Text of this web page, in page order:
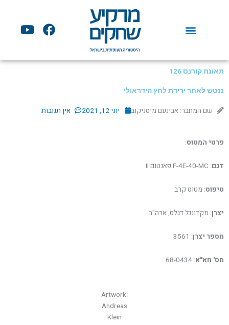
F
a
e
k
Y
o
t תאונת קורנס 126
ננטש לאחר ירידת לחץ הידראולי
שם המחבר: אבינעם מיסניקוב יוני 12, 2021 אין תגובות
פרטי המטוס:
דגם: F-4E-40-MC פאנטום II
טיפוס: מטוס קרב
יצרן: מקדוננל דגלס, ארה"ב
מספר יצרן: 3561
מס' חא"א: 68-0434
Artwork:
Andreas
Klein